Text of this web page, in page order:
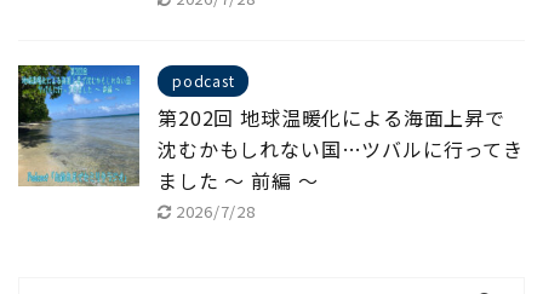
podcast
第202回 地球温暖化による海面上昇で
沈むかもしれない国…ツバルに行ってき
ました ～ 前編 ～
2026/7/28